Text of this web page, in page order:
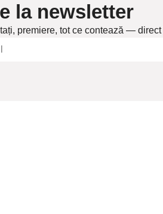
la newsletter
premiere, tot ce contează — direct